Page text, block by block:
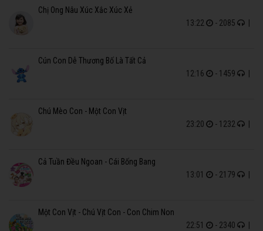
Chị Ong Nâu Xúc Xắc Xúc Xẻ
13:22
- 2085 |
Cún Con Dễ Thương Bố Là Tất Cả
12:16
- 1459 |
Chú Mèo Con - Một Con Vịt
23:20
- 1232 |
Cả Tuần Đều Ngoan - Cái Bống Bang
13:01
- 2179 |
Một Con Vịt - Chú Vịt Con - Con Chim Non
22:51
- 2340 |